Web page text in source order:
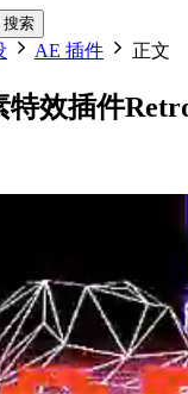
搜索
AE 插件 正文
效插件